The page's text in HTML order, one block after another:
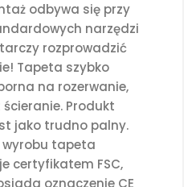
odbywa się przy
narzędzi
rozprowadzić
Tapeta szybko
na rozerwanie,
Produkt
jako trudno palny.
tapeta
certyfikatem FSC,